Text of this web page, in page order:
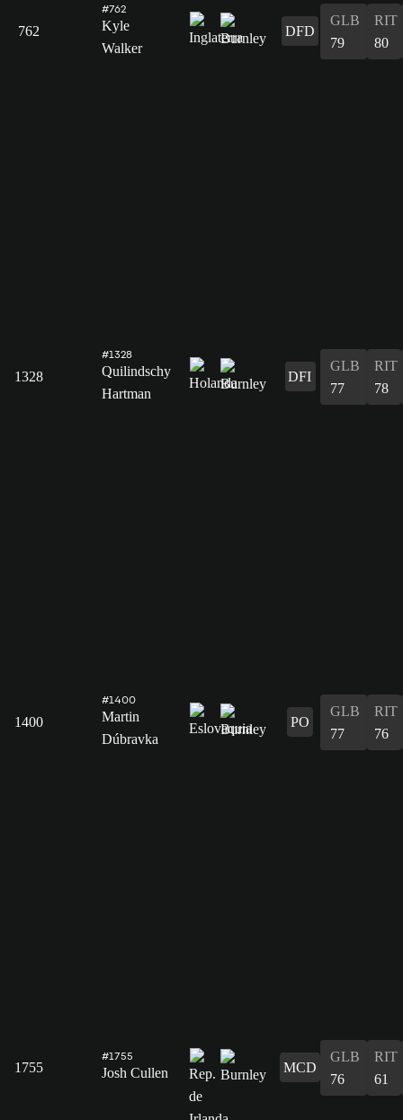
762
#762
Kyle
Walker
DFD
GLB
79
RIT
80
1328
#1328
Quilindschy
Hartman
DFI
GLB
77
RIT
78
1400
#1400
Martin
Dúbravka
PO
GLB
77
RIT
76
1755
#1755
Josh Cullen MCD
GLB
76
RIT
61